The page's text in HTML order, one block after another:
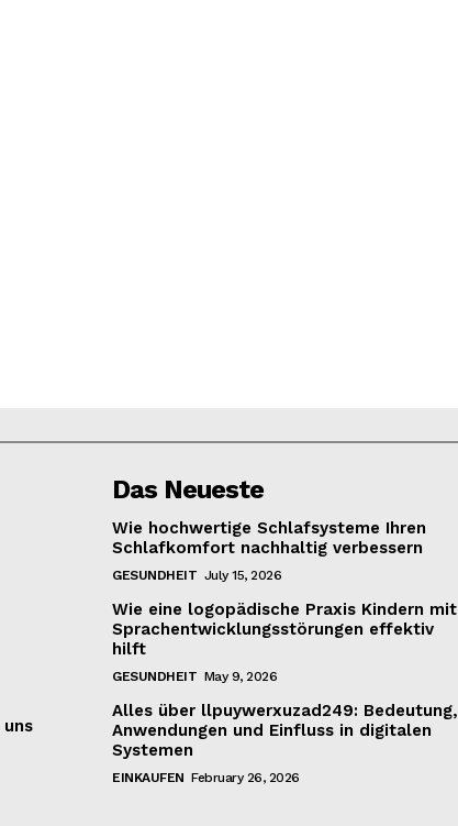
Das Neueste
Wie hochwertige Schlafsysteme Ihren
Schlafkomfort nachhaltig verbessern
GESUNDHEIT July 15, 2026
Wie eine logopädische Praxis Kindern mit
Sprachentwicklungsstörungen effektiv
hilft
GESUNDHEIT May 9, 2026
Alles über llpuywerxuzad249: Bedeutung,
Anwendungen und Einfluss in digitalen
Systemen
EINKAUFEN February 26, 2026